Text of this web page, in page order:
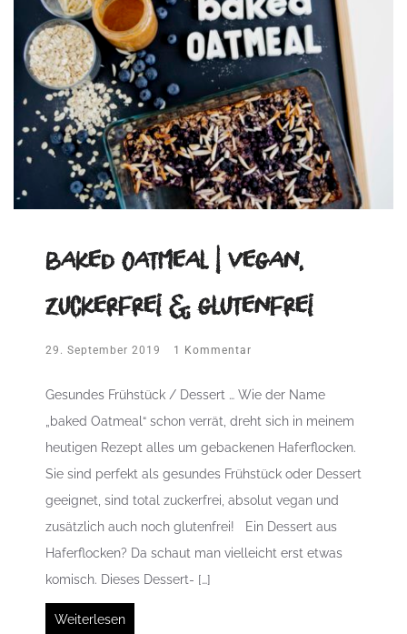
baked Oatmeal | vegan,
zuckerfrei & glutenfrei
29. September 2019 1 Kommentar
Gesundes Frühstück / Dessert … Wie der Name
„baked Oatmeal“ schon verrät, dreht sich in meinem
heutigen Rezept alles um gebackenen Haferflocken.
Sie sind perfekt als gesundes Frühstück oder Dessert
geeignet, sind total zuckerfrei, absolut vegan und
zusätzlich auch noch glutenfrei! Ein Dessert aus
Haferflocken? Da schaut man vielleicht erst etwas
komisch. Dieses Dessert- […]
Weiterlesen